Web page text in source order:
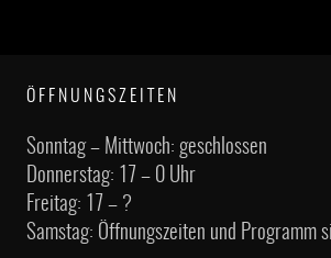
ÖFFNUNGSZEITEN
Sonntag – Mittwoch: geschlossen
Donnerstag: 17 – 0 Uhr
Freitag: 17 – ?
Samstag: Öffnungszeiten und Programm